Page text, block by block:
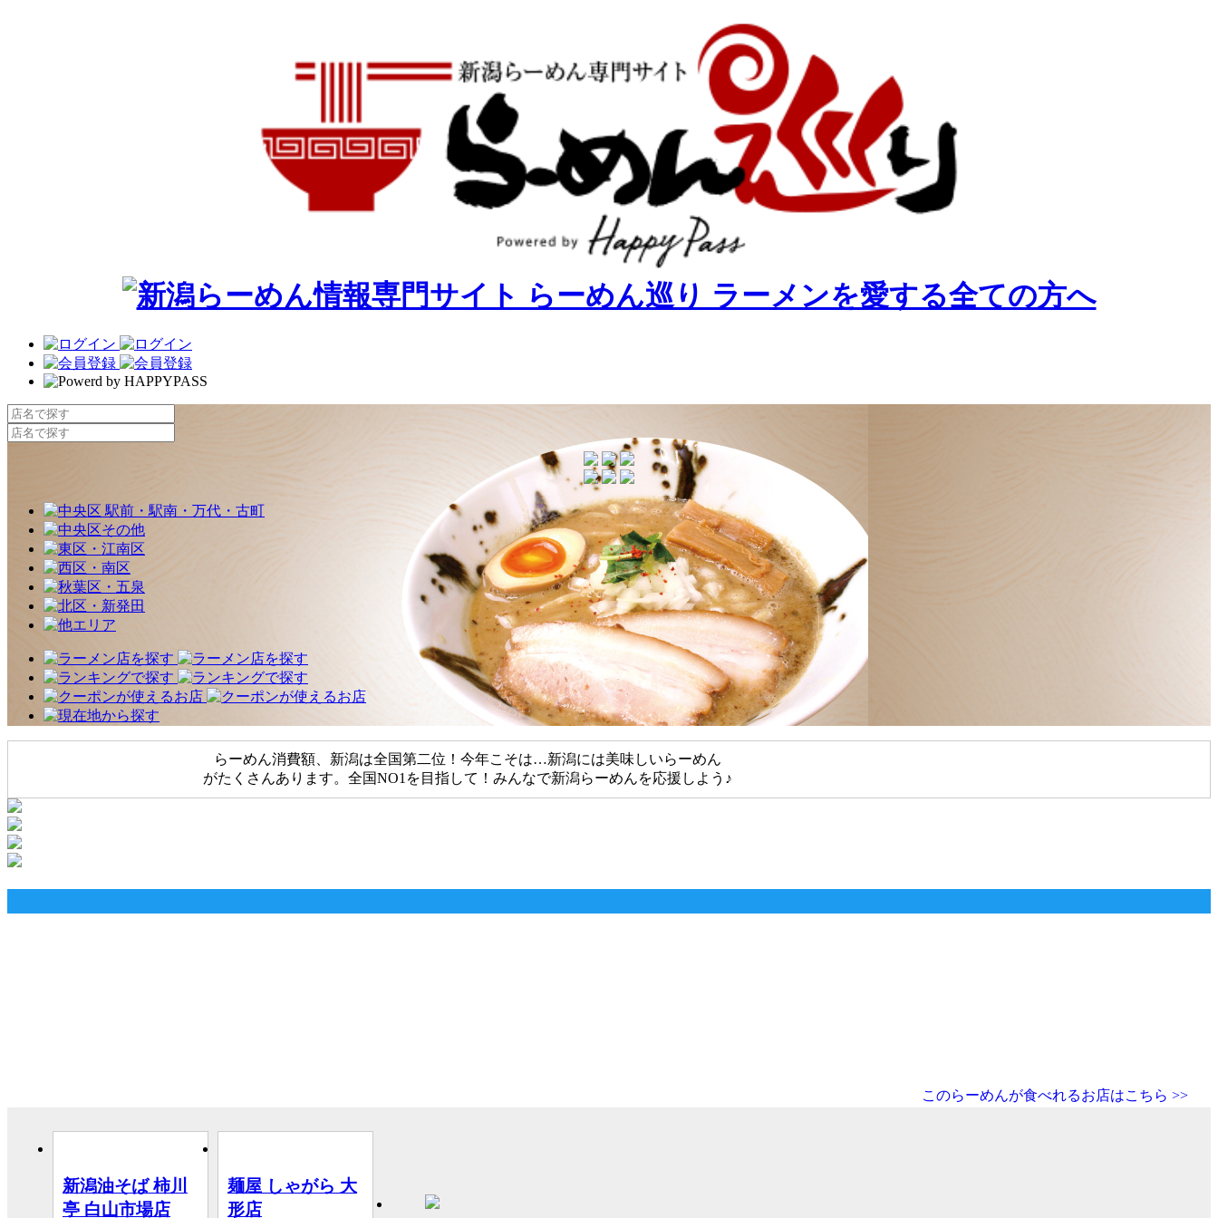
このらーめんが食べれるお店はこちら >>
らーめん消費額、新潟は全国第二位！今年こそは…新潟には美味しいらーめん
がたくさんあります。全国NO1を目指して！みんなで新潟らーめんを応援しよう♪
新潟油そば 柿川
亭 白山市場店
麺屋 しゃがら 大
形店